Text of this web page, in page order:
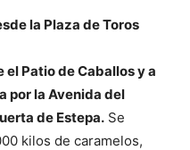
la Plaza de Toros
Patio de Caballos y a
por la Avenida del
de Estepa. Se
kilos de caramelos,